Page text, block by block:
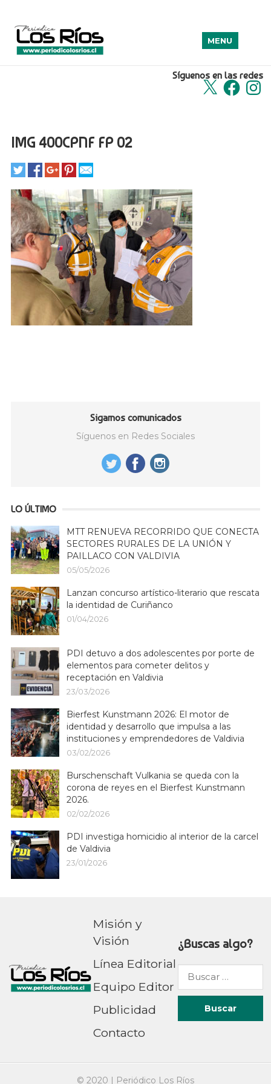
Síguenos en las redes
X Facebook
MENU
IMG 400CPNF FP 02
Sigamos comunicados
Síguenos en Redes Sociales
LO ÚLTIMO
MTT RENUEVA RECORRIDO QUE CONECTA
SECTORES RURALES DE LA UNIÓN Y
PAILLACO CON VALDIVIA
05/05/2026
Lanzan concurso artístico-literario que rescata
la identidad de Curiñanco
01/04/2026
PDI detuvo a dos adolescentes por porte de
elementos para cometer delitos y
receptación en Valdivia
23/03/2026
Bierfest Kunstmann 2026: El motor de
identidad y desarrollo que impulsa a las
instituciones y emprendedores de Valdivia
03/02/2026
Burschenschaft Vulkania se queda con la
corona de reyes en el Bierfest Kunstmann
2026.
02/02/2026
PDI investiga homicidio al interior de la carcel
de Valdivia
23/01/2026
Misión y
Visión
Línea Editorial
Equipo Editor
Publicidad
Contacto
¿Buscas algo?
Buscar
por:
© 2020 | Periódico Los Ríos